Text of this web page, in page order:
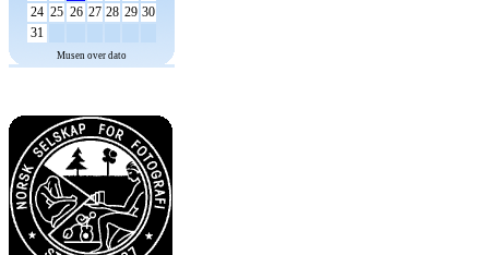
24 25 26 27 28 29 30
31
Musen over dato